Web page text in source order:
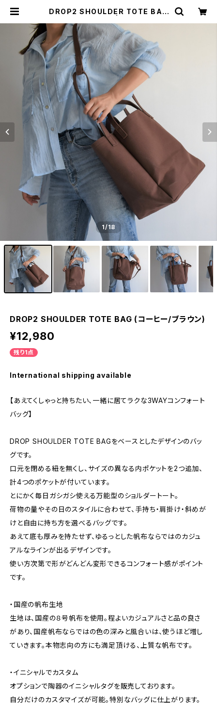
DROP2 SHOULDER TOTE BAG
r trip（シェリ エメ トリップ）ONLIN
E STORE
1/18
DROP2 SHOULDER TOTE BAG (コーヒー/ブラウン)
¥12,980
残り1点
International shipping available
【あえてくしゃっと持ちたい、一緒に居てラクな3WAYコンフォート
バッグ】
DROP SHOULDER TOTE BAGをベースとしたデザインのバッ
グです。
口元を閉める紐を無くし、サイズの異なる内ポケットを2つ追加、
計4つのポケットが付いています。
とにかく毎日ガシガシ使える万能型のショルダートート。
荷物の量やその日のスタイルに合わせて、手持ち・肩掛け・斜めが
けと自由に持ち方を選べるバッグです。
あえて底も厚みを持たせず、ゆるっとした帆布ならではのカジュ
アルなラインが出るデザインです。
使い方次第で形がどんどん変形できるコンフォート感がポイント
です。
・国産の帆布生地
生地は、国産の８号帆布を使用。程よいカジュアルさと品の良さ
があり、国産帆布ならではの色の深みと風合いは、使うほど増し
ていきます。本物志向の方にも満足頂ける、上質な帆布です。
・イニシャルでカスタム
オプションで陶器のイニシャルタグを販売しております。
自分だけのカスタマイズが可能。特別なバッグに仕上がります。